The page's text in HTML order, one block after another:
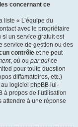
concernant ce
liste « L’équipe du
avec le propriétaire
si un service gratuit est
service de gestion ou des
contrôle et ne peut
, où ou par qui ce
pour toute question
diffamatoires, etc.)
logiciel phpBB lui-
à propos de l’utilisation
attendre à une réponse